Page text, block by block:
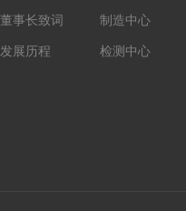
董事长致词
发展历程
制造中心
检测中心